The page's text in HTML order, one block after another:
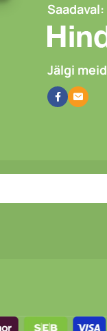
Saadaval:
Jälgi meid